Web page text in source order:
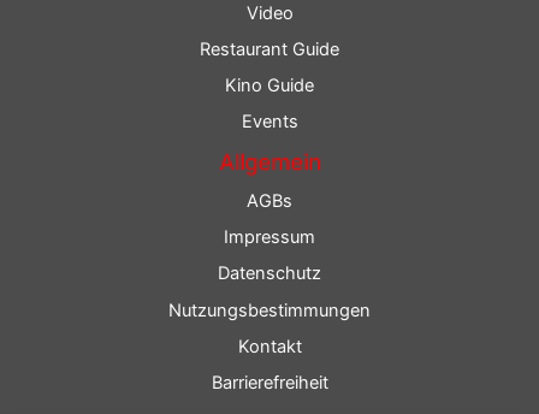
Video
Restaurant Guide
Kino Guide
Events
Allgemein
AGBs
Impressum
Datenschutz
Nutzungsbestimmungen
Kontakt
Barrierefreiheit